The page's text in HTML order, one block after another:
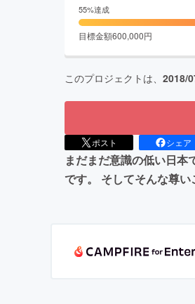
55%達成
目標金額600,000円
このプロジェクトは、 2018/
ポスト シェア
まだまだ意識の低い日
です。 そしてそんな尊